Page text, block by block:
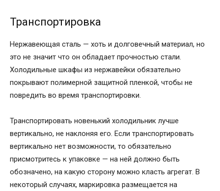
Транспортировка
Нержавеющая сталь — хоть и долговечный материал, но
это не значит что он обладает прочностью стали.
Холодильные шкафы из нержавейки обязательно
покрывают полимерной защитной пленкой, чтобы не
повредить во время транспортировки.
Транспортировать новенький холодильник лучше
вертикально, не наклоняя его. Если транспортировать
вертикально нет возможности, то обязательно
присмотритесь к упаковке — на ней должно быть
обозначено, на какую сторону можно класть агрегат. В
некоторый случаях, маркировка размещается на